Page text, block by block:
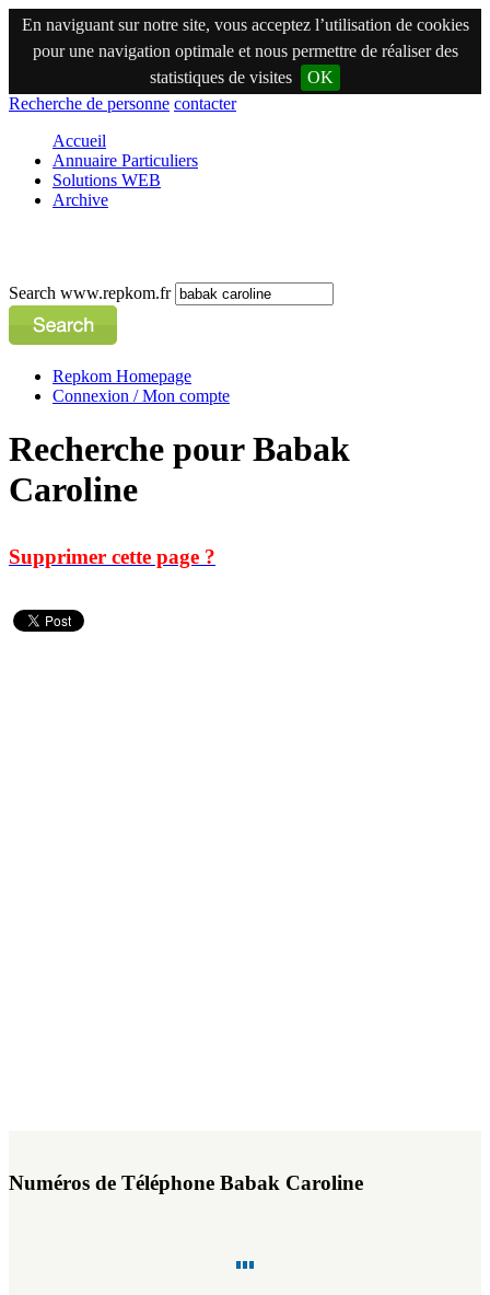
En naviguant sur notre site, vous acceptez l’utilisation de cookies
pour une navigation optimale et nous permettre de réaliser des
statistiques de visites
OK
Recherche de personne contacter
Accueil
Annuaire Particuliers
Solutions WEB
Archive
Search www.repkom.fr
Repkom Homepage
Connexion / Mon compte
Recherche pour Babak
Caroline
Supprimer cette page ?
Numéros de Téléphone Babak Caroline